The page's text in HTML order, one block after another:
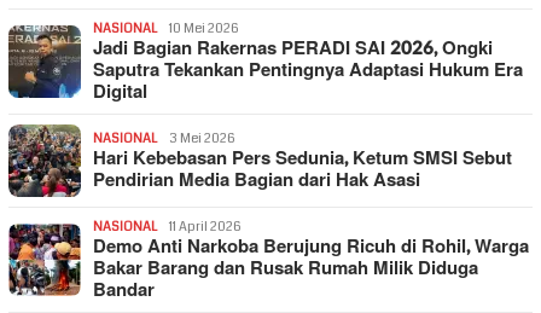
NASIONAL 10 Mei 2026
Jadi Bagian Rakernas PERADI SAI 2026, Ongki
Saputra Tekankan Pentingnya Adaptasi Hukum Era
Digital
NASIONAL 3 Mei 2026
Hari Kebebasan Pers Sedunia, Ketum SMSI Sebut
Pendirian Media Bagian dari Hak Asasi
NASIONAL 11 April 2026
Demo Anti Narkoba Berujung Ricuh di Rohil, Warga
Bakar Barang dan Rusak Rumah Milik Diduga
Bandar